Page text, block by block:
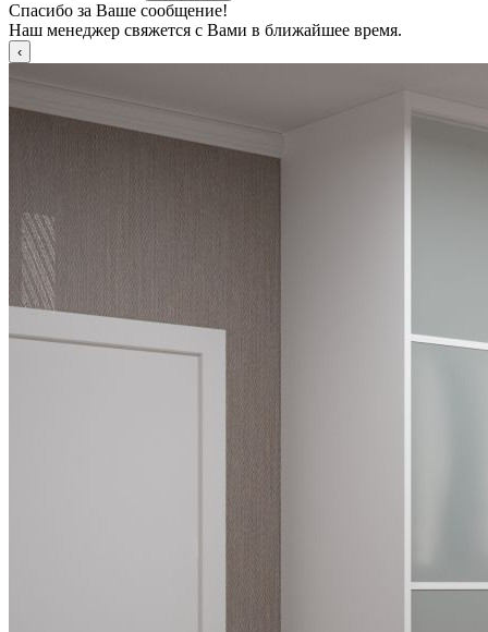
Спасибо за Ваше сообщение!
Наш менеджер свяжется с Вами в ближайшее время.